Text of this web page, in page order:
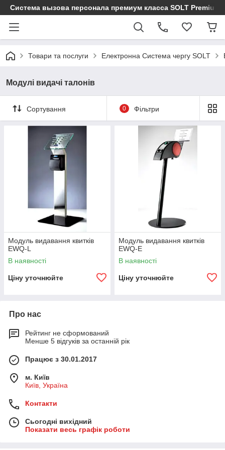
Cистема вызова персонала премиум класса SOLT Premium
Товари та послуги Електронна Система чергу SOLT
Модулі видачі талонів
Сортування 0 Фільтри
Модуль видавання квитків
EWQ-L
В наявності
Ціну уточнюйте
Модуль видавання квитків
EWQ-E
В наявності
Ціну уточнюйте
Про нас
Рейтинг не сформований
Менше 5 відгуків за останній рік
Працює з 30.01.2017
м. Київ
Київ, Україна
Контакти
Сьогодні вихідний
Показати весь графік роботи